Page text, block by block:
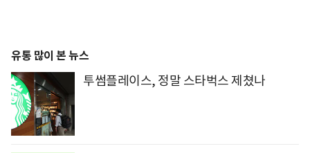
유통 많이 본 뉴스
투썸플레이스, 정말 스타벅스 제쳤나